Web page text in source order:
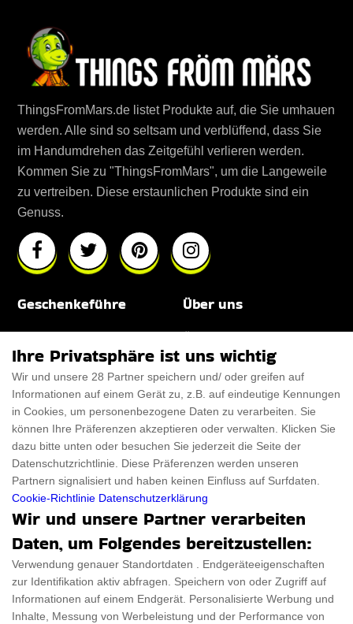
ThingsFromMars.de listet Produkte auf, die Sie umhauen
werden. Alle sind so seltsam und verblüffend, dass Sie
im Handumdrehen das Zeitgefühl verlieren werden.
Kommen Sie zu "ThingsFromMars", um die Langeweile
zu vertreiben. Diese erstaunlichen Produkte sind ein
Genuss.
Geschenkeführe
Für Haustiere
ThanksGiving
Über uns
Rabattcode
Trendiger Rabattcode
Black Friday
Ein Produkt einreichen
Kontakt
Ein Produkt einreichen
Geschenkeführer
Cyber Monday
Datenschutz­erklärung
Datenschutz­erklärung
Impressum
Cookies
Ihre Privatsphäre ist uns wichtig
Wir und unsere 28 Partner speichern und/ oder greifen auf
Informationen auf einem Gerät zu, z.B. auf eindeutige Kennungen
in Cookies, um personenbezogene Daten zu verarbeiten. Sie
können Ihre Präferenzen akzeptieren oder verwalten. Klicken Sie
dazu bitte unten oder besuchen Sie jederzeit die Seite der
Datenschutzrichtlinie. Diese Präferenzen werden unseren
Partnern signalisiert und haben keinen Einfluss auf Surfdaten.
Cookie-Richtlinie Datenschutzerklärung
Wir und unsere Partner verarbeiten
Daten, um Folgendes bereitzustellen:
Verwendung genauer Standortdaten . Endgeräteeigenschaften
zur Identifikation aktiv abfragen. Speichern von oder Zugriff auf
Informationen auf einem Endgerät. Personalisierte Werbung und
Inhalte, Messung von Werbeleistung und der Performance von